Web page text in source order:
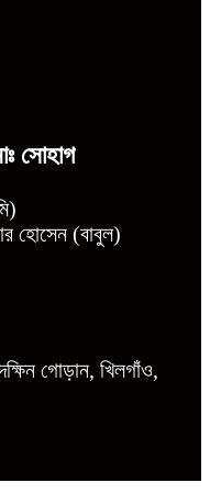
সোহাগ
হোসেন (বাবুল)
গোড়ান, খিলগাঁও,